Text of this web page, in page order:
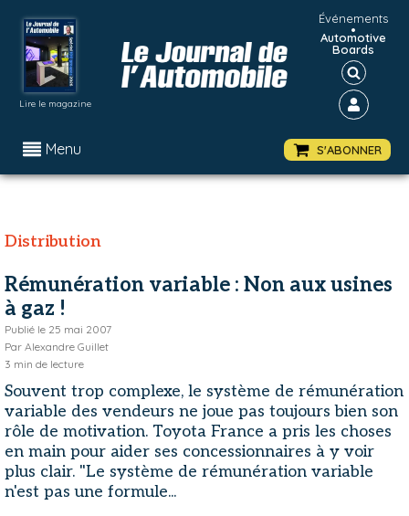
Lire le magazine
Événements
•
Automotive
Boards
Menu S'ABONNER
Distribution
Rémunération variable : Non aux usines
à gaz !
Publié le 25 mai 2007
Par Alexandre Guillet
3 min de lecture
Souvent trop complexe, le système de rémunération
variable des vendeurs ne joue pas toujours bien son
rôle de motivation. Toyota France a pris les choses
en main pour aider ses concessionnaires à y voir
plus clair. "Le système de rémunération variable
n'est pas une formule...